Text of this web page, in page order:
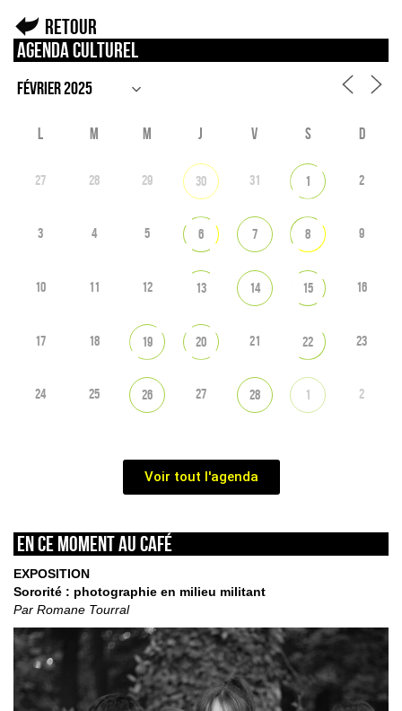
Retour
Agenda culturel
L M M J V S D
27 28 29 30 31 1 2
3 4 5 6 7 8 9
10 11 12 13 14 15 16
17 18 19 20 21 22 23
24 25 26 27 28 1 2
Voir tout l'agenda
En ce moment au café
EXPOSITION
Sororité : photographie en milieu militant
Par Romane Tourral